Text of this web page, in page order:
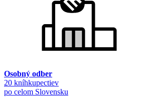
Osobný odber
20 kníhkupectiev
po celom Slovensku